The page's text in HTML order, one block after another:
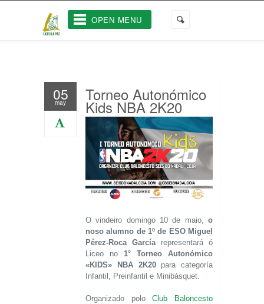
OPEN MENU
05
may Torneo Autonómico
Kids NBA 2K20
O vindeiro domingo 10 de maio, o
noso alumno de 1º de ESO Miguel
Pérez-Roca García representará ó
Liceo no 1° Torneo Autonómico
«KIDS» NBA 2K20para categoría
Infantil, Preinfantil e Minibásquet.
Organizado poloClub Baloncesto